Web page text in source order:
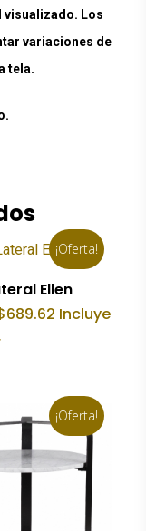
visualizado. Los
variaciones de
tela.
¡Oferta!
Al Carrito
Ellen
689.62 El
precio
Incluye
¡Oferta!